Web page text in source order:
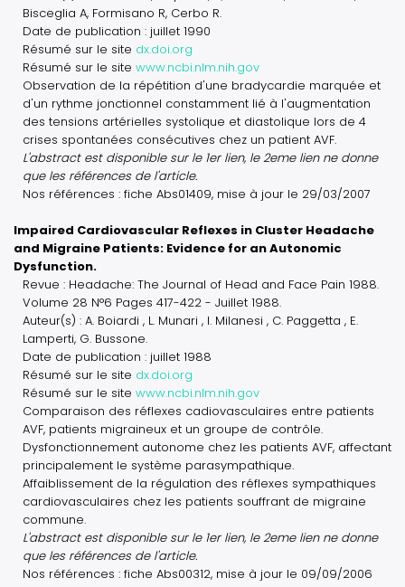
Bisceglia A, Formisano R, Cerbo R.
Date de publication : juillet 1990
Résumé sur le site dx.doi.org
Résumé sur le site www.ncbi.nlm.nih.gov
Observation de la répétition d'une bradycardie marquée et
d'un rythme jonctionnel constamment lié à l'augmentation
des tensions artérielles systolique et diastolique lors de 4
crises spontanées consécutives chez un patient AVF.
L'abstract est disponible sur le 1er lien, le 2eme lien ne donne
que les références de l'article.
Nos références : fiche Abs01409, mise à jour le 29/03/2007
Impaired Cardiovascular Reflexes in Cluster Headache
and Migraine Patients: Evidence for an Autonomic
Dysfunction.
Revue : Headache: The Journal of Head and Face Pain 1988.
Volume 28 N°6 Pages 417-422 - Juillet 1988.
Auteur(s) : A. Boiardi , L. Munari , I. Milanesi , C. Paggetta , E.
Lamperti, G. Bussone.
Date de publication : juillet 1988
Résumé sur le site dx.doi.org
Résumé sur le site www.ncbi.nlm.nih.gov
Comparaison des réflexes cadiovasculaires entre patients
AVF, patients migraineux et un groupe de contrôle.
Dysfonctionnement autonome chez les patients AVF, affectant
principalement le système parasympathique.
Affaiblissement de la régulation des réflexes sympathiques
cardiovasculaires chez les patients souffrant de migraine
commune.
L'abstract est disponible sur le 1er lien, le 2eme lien ne donne
que les références de l'article.
Nos références : fiche Abs00312, mise à jour le 09/09/2006